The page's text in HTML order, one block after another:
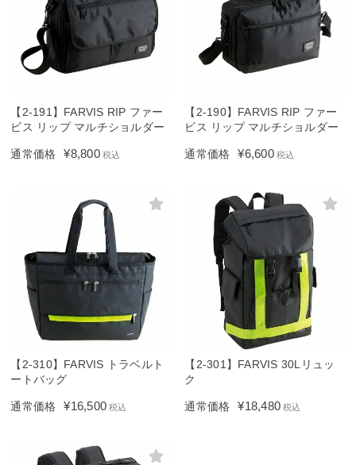
【2-191】FARVIS RIP ファー
ビス リップ マルチショルダー
通常価格 ¥8,800 税込
【2-190】FARVIS RIP ファー
ビス リップ マルチショルダー
通常価格 ¥6,600 税込
【2-310】FARVIS トラベルト
ートバッグ
通常価格 ¥16,500 税込
【2-301】FARVIS 30Lリュッ
ク
通常価格 ¥18,480 税込